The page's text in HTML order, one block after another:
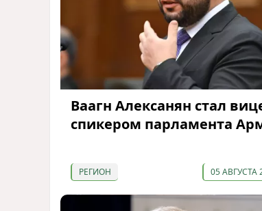
Ваагн Алексанян стал
спикером парламента
РЕГИОН 05 АВГУСТА